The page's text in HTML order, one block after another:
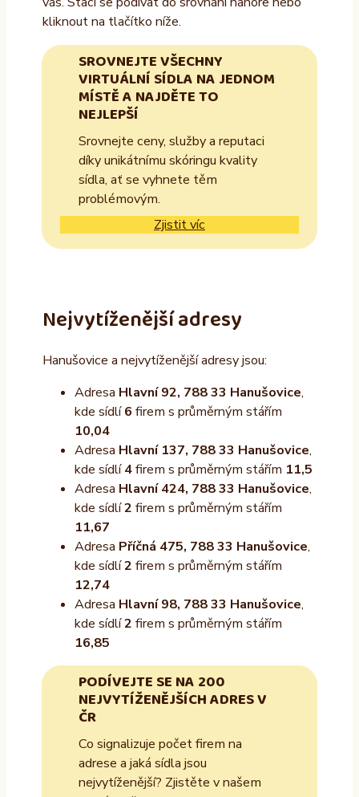
kliknout na tlačítko níže.
SROVNEJTE VŠECHNY
VIRTUÁLNÍ SÍDLA NA JEDNOM
MÍSTĚ A NAJDĚTE TO
NEJLEPŠÍ
Srovnejte ceny, služby a reputaci
díky unikátnímu skóringu kvality
sídla, ať se vyhnete těm
problémovým.
Zjistit víc
Nejvytíženější adresy
Hanušovice a nejvytíženější adresy jsou:
Adresa Hlavní 92, 788 33 Hanušovice,
kde sídlí6 firem s průměrným stářím
10,04
Adresa Hlavní 137, 788 33 Hanušovice,
kde sídlí4firem s průměrným stářím 11,5
Adresa Hlavní 424, 788 33 Hanušovice,
kde sídlí2 firem s průměrným stářím
11,67
Adresa Příčná 475, 788 33 Hanušovice,
kde sídlí2 firem s průměrným stářím
12,74
Adresa Hlavní 98, 788 33 Hanušovice,
kde sídlí2 firem s průměrným stářím
16,85
PODÍVEJTE SE NA 200
NEJVYTÍŽENĚJŠÍCH ADRES V
ČR
Co signalizuje počet firem na
adrese a jaká sídla jsou
nejvytíženější? Zjistěte v našem